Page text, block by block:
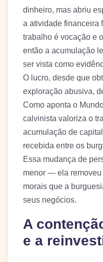
dinheiro, mas abriu
a atividade financeira
trabalho é vocação e
então a acumulação
ser vista como
O lucro, desde que
exploração abusiva,
Como aponta o
calvinista valoriza o
acumulação de
recebida entre os
Essa mudança de
menor — ela removeu
morais que a
seus negócios.
A
e a